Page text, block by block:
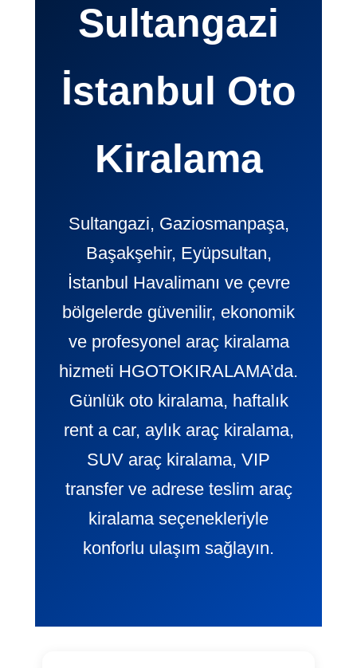
Sultangazi
İstanbul Oto
Kiralama
Sultangazi, Gaziosmanpaşa,
Başakşehir, Eyüpsultan,
İstanbul Havalimanı ve çevre
bölgelerde güvenilir, ekonomik
ve profesyonel araç kiralama
hizmeti HGOTOKIRALAMA’da.
Günlük oto kiralama, haftalık
rent a car, aylık araç kiralama,
SUV araç kiralama, VIP
transfer ve adrese teslim araç
kiralama seçenekleriyle
konforlu ulaşım sağlayın.